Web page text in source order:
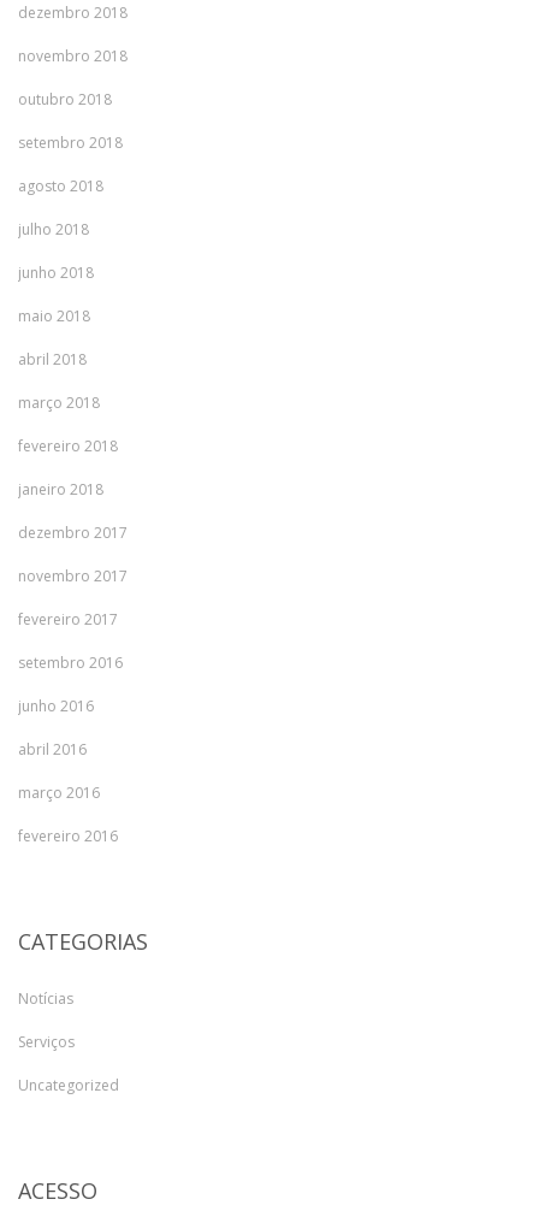
dezembro 2018
novembro 2018
outubro 2018
setembro 2018
agosto 2018
julho 2018
junho 2018
maio 2018
abril 2018
março 2018
fevereiro 2018
janeiro 2018
dezembro 2017
novembro 2017
fevereiro 2017
setembro 2016
junho 2016
abril 2016
março 2016
fevereiro 2016
CATEGORIAS
Notícias
Serviços
Uncategorized
ACESSO